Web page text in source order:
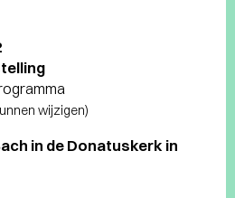
wijzigen)
in de Donatuskerk in